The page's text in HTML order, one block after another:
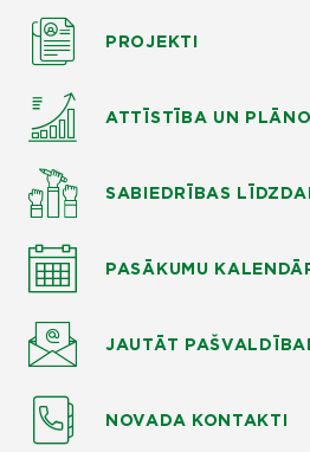
PROJEKTI
ATTĪSTĪBA UN
SABIEDRĪBAS
PASĀKUMU
JAUTĀT PAŠVALDĪBAI
NOVADA KONTAKTI